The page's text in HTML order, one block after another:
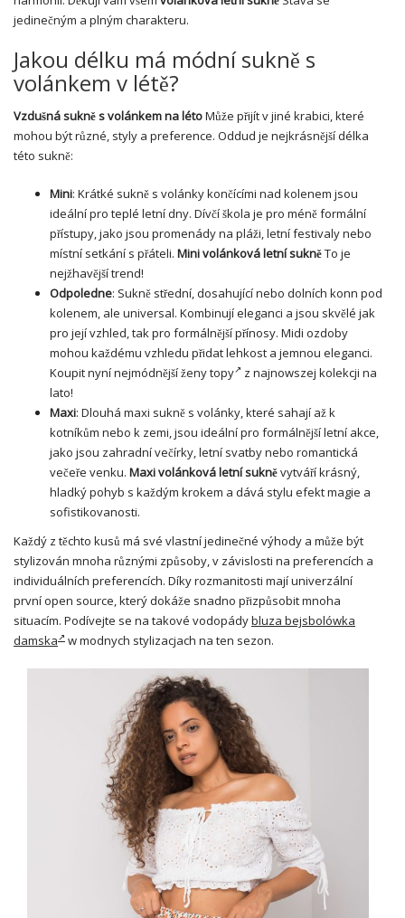
jedinečným a plným charakteru.
Jakou délku má módní sukně s
volánkem v létě?
Vzdušná sukně s volánkem na létoMůže přijít v jiné krabici, které
mohou být různé, styly a preference. Oddud je nejkrásnější délka
této sukně:
Mini: Krátké sukně s volánky končícími nad kolenem jsou
ideální pro teplé letní dny. Dívčí škola je pro méně formální
přístupy, jako jsou promenády na pláži, letní festivaly nebo
místní setkání s přáteli. Minivolánková letní sukněTo je
nejžhavější trend!
Odpoledne: Sukně střední, dosahující nebo dolních konn pod
kolenem, ale universal. Kombinují eleganci a jsou skvělé jak
pro její vzhled, tak pro formálnější přínosy. Midi ozdoby
mohou každému vzhledu přidat lehkost a jemnou eleganci.
Koupit nyní nejmódnější ženytopy
z najnowszej kolekcji na
lato!
Maxi: Dlouhá maxi sukně s volánky, které sahají až k
kotníkům nebo k zemi, jsou ideální pro formálnější letní akce,
jako jsou zahradní večírky, letní svatby nebo romantická
večeře venku. Maxivolánková letní sukněvytváří krásný,
hladký pohyb s každým krokem a dává stylu efekt magie a
sofistikovanosti.
Každý z těchto kusů má své vlastní jedinečné výhody a může být
stylizován mnoha různými způsoby, v závislosti na preferencích a
individuálních preferencích. Díky rozmanitosti mají univerzální
první open source, který dokáže snadno přizpůsobit mnoha
situacím. Podívejte se na takové vodopádybluza bejsbolówka
damska
w modnych stylizacjach na ten sezon.